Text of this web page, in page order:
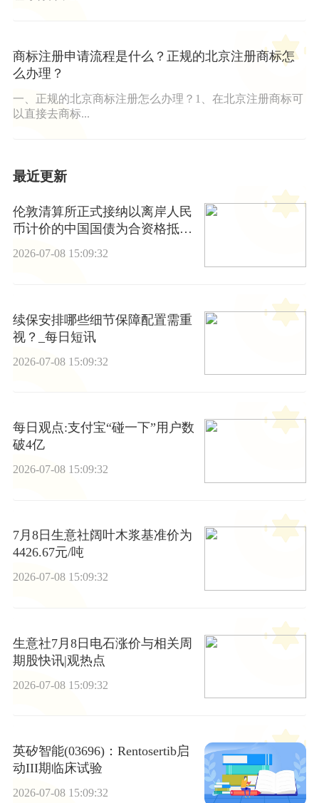
商标注册申请流程是什么？正规的北京注册商标怎
么办理？
一、正规的北京商标注册怎么办理？1、在北京注册商标可
以直接去商标...
最近更新
伦敦清算所正式接纳以离岸人民
币计价的中国国债为合资格抵押
品 新要闻
2026-07-08 15:09:32
续保安排哪些细节保障配置需重
视？_每日短讯
2026-07-08 15:09:32
每日观点:支付宝“碰一下”用户数
破4亿
2026-07-08 15:09:32
7月8日生意社阔叶木浆基准价为
4426.67元/吨
2026-07-08 15:09:32
生意社7月8日电石涨价与相关周
期股快讯|观热点
2026-07-08 15:09:32
英矽智能(03696)：Rentosertib启
动III期临床试验
2026-07-08 15:09:32